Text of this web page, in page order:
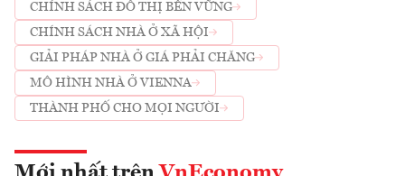
CHÍNH SÁCH ĐÔ THỊ BỀN VỮNG
CHÍNH SÁCH NHÀ Ở XÃ HỘI
GIẢI PHÁP NHÀ Ở GIÁ PHẢI CHĂNG
MÔ HÌNH NHÀ Ở VIENNA
THÀNH PHỐ CHO MỌI NGƯỜI